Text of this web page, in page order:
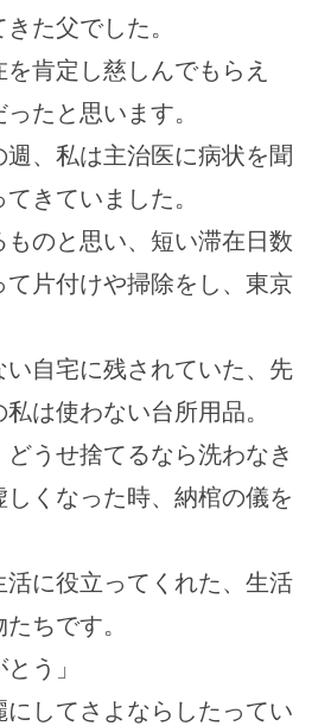
た父でした。
肯定し慈しんでもらえ
たと思います。
、私は主治医に病状を聞
きていました。
ものと思い、短い滞在日数
片付けや掃除をし、東京
自宅に残されていた、先
は使わない台所用品。
どうせ捨てるなら洗わなき
くなった時、納棺の儀を
に役立ってくれた、生活
ちです。
う」
してさよならしたってい